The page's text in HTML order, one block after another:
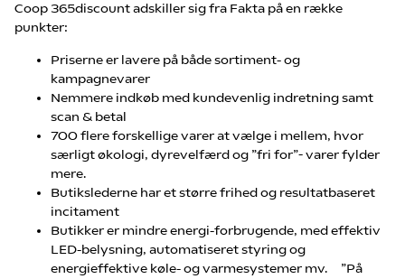
Coop 365discount adskiller sig fra Fakta på en række
punkter:
Priserne er lavere på både sortiment- og
kampagnevarer
Nemmere indkøb med kundevenlig indretning samt
scan & betal
700 flere forskellige varer at vælge i mellem, hvor
særligt økologi, dyrevelfærd og ”fri for”- varer fylder
mere.
Butikslederne har et større frihed og resultatbaseret
incitament
Butikker er mindre energi-forbrugende, med effektiv
LED-belysning, automatiseret styring og
energieffektive køle- og varmesystemer mv. ”På